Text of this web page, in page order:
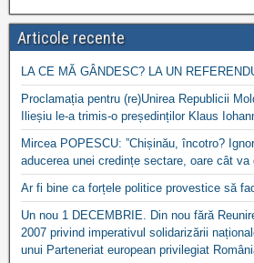
Articole recente
LA CE MĂ GÂNDESC? LA UN
Proclamația pentru (re)Unirea Republicii
Ilieșiu le-a trimis-o președinților Klaus
Mircea POPESCU: ”Chișinău, încotro?
aducerea unei credințe sectare, oare cât va
Ar fi bine ca forțele politice provestice să
Un nou 1 DECEMBRIE. Din nou fără
2007 privind imperativul solidarizării
unui Parteneriat european privilegiat